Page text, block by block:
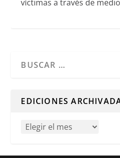
víctimas a través de
EDICIONES